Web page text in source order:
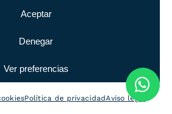
Aceptar
Denegar
Ver preferencias
Política de privacidadAviso legal